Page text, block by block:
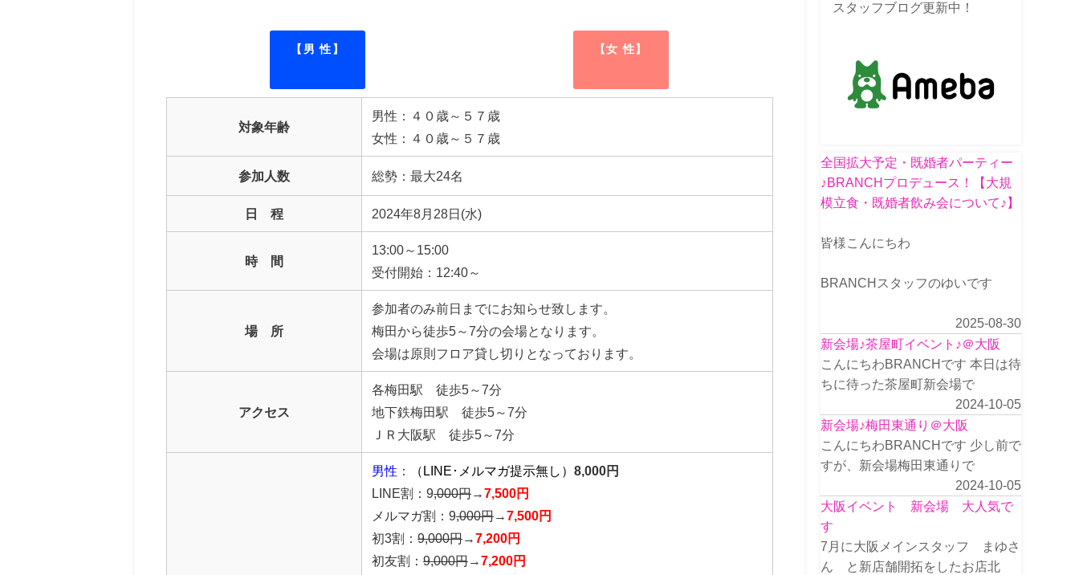
【男 性】 【女 性】
対象年齢
男性：４０歳～５７歳
女性：４０歳～５７歳
参加人数 総勢：最大24名
日 程 2024年8月28日(水)
時 間
13:00～15:00
受付開始：12:40～
場 所
参加者のみ前日までにお知らせ致します。
梅田から徒歩5～7分の会場となります。
会場は原則フロア貸し切りとなっております。
アクセス
各梅田駅 徒歩5～7分
地下鉄梅田駅 徒歩5～7分
ＪＲ大阪駅 徒歩5～7分
男性 ： （LINE･メルマガ提示無し） 8,000円
LINE割：9,000円→7,500円
メルマガ割：9,000円→7,500円
初3割： 9,000円→7,200円
初友割： 9,000円→7,200円
スタッフブログ更新中！
全国拡大予定・既婚者パーティー
♪BRANCHプロデュース！【大規
模立食・既婚者飲み会について♪】
皆様こんにちわ
BRANCHスタッフのゆいです
2025-08-30
新会場♪茶屋町イベント♪＠大阪
こんにちわBRANCHです 本日は待
ちに待った茶屋町新会場で
2024-10-05
新会場♪梅田東通り＠大阪
こんにちわBRANCHです 少し前で
すが、新会場梅田東通りで
2024-10-05
大阪イベント 新会場 大人気で
す
7月に大阪メインスタッフ まゆさ
ん と新店舗開拓をしたお店北